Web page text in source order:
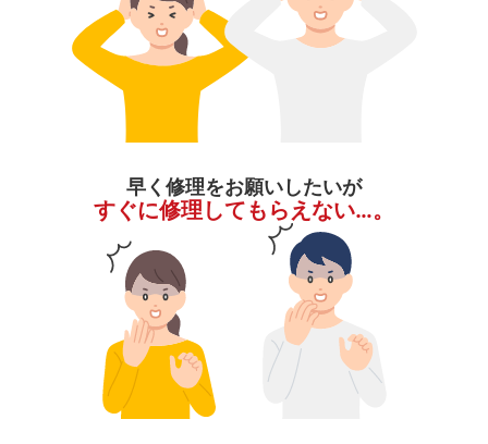
早く修理をお願いしたいが
すぐに修理してもらえない…。